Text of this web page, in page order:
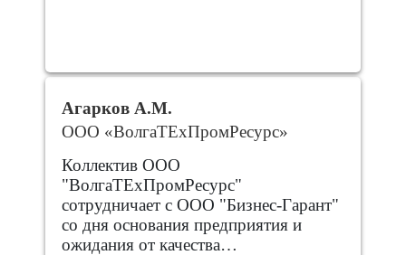
Агарков А.М.
ООО «ВолгаТЕхПромРесурс»
Коллектив ООО
"ВолгаТЕхПромРесурс"
сотрудничает с ООО "Бизнес-Гарант"
со дня основания предприятия и
ожидания от качества…